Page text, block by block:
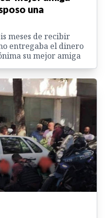
una
meses de recibir
entregaba el dinero
su mejor amiga